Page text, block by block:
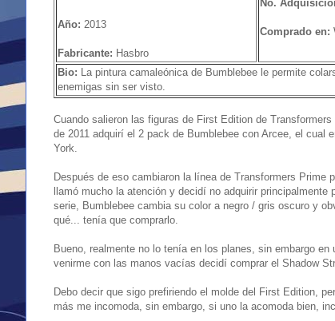
Año: 2013
Fabricante: Hasbro
No.
Comprado en:
Bio: La pintura camaleónica de Bumblebee le permite
enemigas sin ser visto.
Cuando salieron las figuras de First Edition de
de 2011 adquirí el 2 pack de Bumblebee con Arcee, el
York.
Después de eso cambiaron la línea de Transformers Prime
llamó mucho la atención y decidí no adquirir
serie, Bumblebee cambia su color a negro / gris oscuro y
qué... tenía que comprarlo.
Bueno, realmente no lo tenía en los planes, sin embargo
venirme con las manos vacías decidí comprar el Shadow
Debo decir que sigo prefiriendo el molde del First Edition,
más me incomoda, sin embargo, si uno la acomoda bien,